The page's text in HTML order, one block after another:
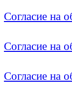
Согласие на
Согласие на
Согласие на